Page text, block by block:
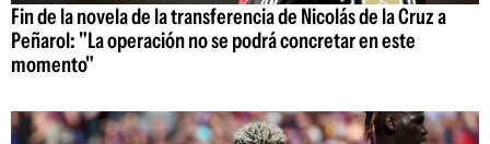
Fin de la novela de la transferencia de Nicolás de la Cruz a
Peñarol: "La operación no se podrá concretar en este
momento"